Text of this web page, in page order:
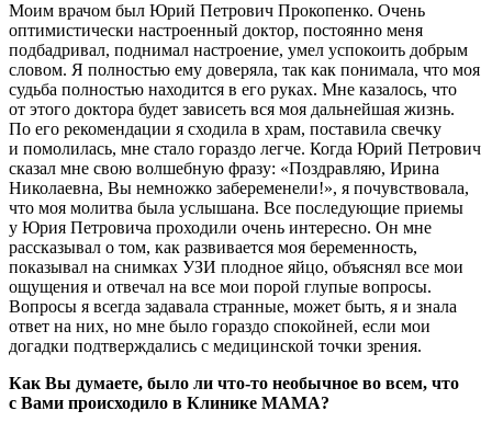
Моим врачом был Юрий Петрович Прокопенко. Очень
оптимистически настроенный доктор, постоянно меня
подбадривал, поднимал настроение, умел успокоить добрым
словом. Я полностью ему доверяла, так как понимала, что моя
судьба полностью находится в его руках. Мне казалось, что
от этого доктора будет зависеть вся моя дальнейшая жизнь.
По его рекомендации я сходила в храм, поставила свечку
и помолилась, мне стало гораздо легче. Когда Юрий Петрович
сказал мне свою волшебную фразу: «Поздравляю, Ирина
Николаевна, Вы немножко забеременели!», я почувствовала,
что моя молитва была услышана. Все последующие приемы
у Юрия Петровича проходили очень интересно. Он мне
рассказывал о том, как развивается моя беременность,
показывал на снимках УЗИ плодное яйцо, объяснял все мои
ощущения и отвечал на все мои порой глупые вопросы.
Вопросы я всегда задавала странные, может быть, я и знала
ответ на них, но мне было гораздо спокойней, если мои
догадки подтверждались с медицинской точки зрения.
Как Вы думаете, было ли что-то необычное во всем, что
с Вами происходило в Клинике МАМА?